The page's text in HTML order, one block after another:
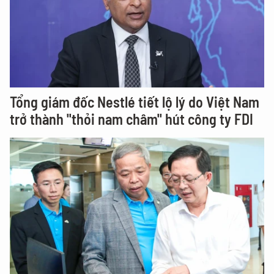
Tổng giám đốc Nestlé tiết lộ lý do Việt Nam
trở thành "thỏi nam châm" hút công ty FDI